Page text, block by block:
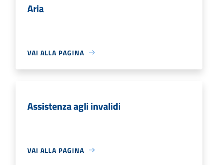
Aria
VAI ALLA PAGINA
Assistenza agli invalidi
VAI ALLA PAGINA